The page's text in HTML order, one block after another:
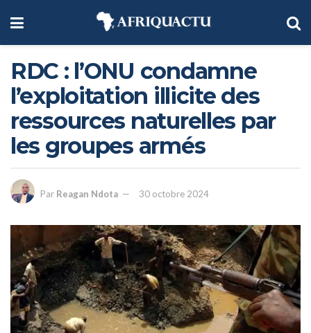
RDC : l’ONU condamne
l’exploitation illicite des
ressources naturelles par
les groupes armés
Par Reagan Ndota 30 octobre 2024